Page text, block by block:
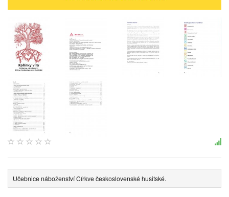
Učebnice náboženství Církve československé husitské.